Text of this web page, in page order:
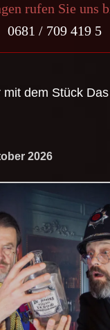
rufen Sie uns
0681 / 709 419 5
mit dem Stück
2026